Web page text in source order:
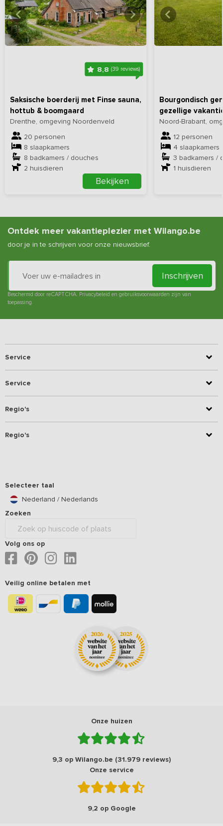
8,8 (39 reviews)
Saksische boerderij met Finse sauna,
hottub & boomgaard
Drenthe, omgeving Noordenveld
20 personen
8 slaapkamers
8 badkamers / douches
2 huisdieren
Bekijken
Bekijkhieralle foto's
Bourgondisch
gezellige
Noord-Brabant,
12 personen
4 slaapkamers
3 badkamers /
1 huisdieren
Bekijk
Ontdek meer vakantieplezier met Wilango.be
door je in te schrijven voor onze nieuwsbrief.
Inschrijven
Beschermd door reCAPTCHA. Privacybeleid en gebruiksvoorwaarden zijn van
toepassing.
Service
Service
Regio's
Regio's
Selecteer taal
Nederland / Nederlands
Zoeken
Volg ons op
Veilig online betalen met
Onze huizen
9,3 op Wilango.be (31.979 reviews)
Onze service
9,2 op Google